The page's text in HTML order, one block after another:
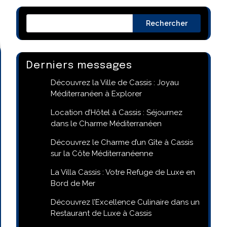
Rechercher
Derniers messages
Découvrez la Ville de Cassis : Joyau
Méditerranéen à Explorer
Location d’Hôtel à Cassis : Séjournez
dans le Charme Méditerranéen
Découvrez le Charme d’un Gîte à Cassis
sur la Côte Méditerranéenne
La Villa Cassis : Votre Refuge de Luxe en
Bord de Mer
Découvrez l’Excellence Culinaire dans un
Restaurant de Luxe à Cassis